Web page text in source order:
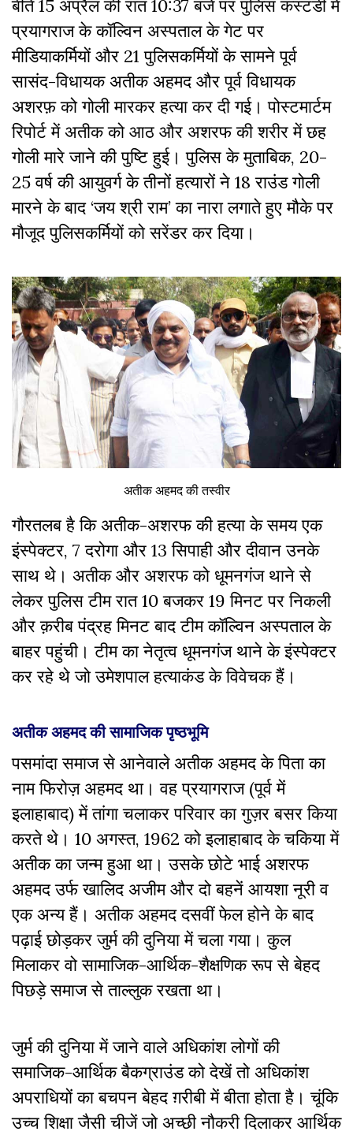
बीते 15 अप्रैल की रात 10:37 बजे पर पुलिस कस्टडी में
प्रयागराज के कॉल्विन अस्पताल के गेट पर
मीडियाकर्मियों और 21 पुलिसकर्मियों के सामने पूर्व
सासंद-विधायक अतीक अहमद और पूर्व विधायक
अशरफ़ को गोली मारकर हत्या कर दी गई। पोस्टमार्टम
रिपोर्ट में अतीक को आठ और अशरफ की शरीर में छह
गोली मारे जाने की पुष्टि हुई। पुलिस के मुताबिक, 20-
25 वर्ष की आयुवर्ग के तीनों हत्यारों ने 18 राउंड गोली
मारने के बाद ‘जय श्री राम’ का नारा लगाते हुए मौके पर
मौजूद पुलिसकर्मियों को सरेंडर कर दिया।
अतीक अहमद की तस्वीर
गौरतलब है कि अतीक-अशरफ की हत्या के समय एक
इंस्पेक्टर, 7 दरोगा और 13 सिपाही और दीवान उनके
साथ थे। अतीक और अशरफ को धूमनगंज थाने से
लेकर पुलिस टीम रात 10 बजकर 19 मिनट पर निकली
और क़रीब पंद्रह मिनट बाद टीम कॉल्विन अस्पताल के
बाहर पहुंची। टीम का नेतृत्व धूमनगंज थाने के इंस्पेक्टर
कर रहे थे जो उमेशपाल हत्याकंड के विवेचक हैं।
अतीक अहमद की सामाजिक पृष्ठभूमि
पसमांदा समाज से आनेवाले अतीक अहमद के पिता का
नाम फिरोज़ अहमद था। वह प्रयागराज (पूर्व में
इलाहाबाद) में तांगा चलाकर परिवार का गुज़र बसर किया
करते थे। 10 अगस्त, 1962 को इलाहाबाद के चकिया में
अतीक का जन्म हुआ था। उसके छोटे भाईअशरफ
अहमद उर्फ खालिद अजीम और दो बहनें आयशा नूरी व
एक अन्य हैं। अतीक अहमददसवीं फेल होने के बाद
पढ़ाई छोड़कर जुर्म की दुनिया में चला गया। कुल
मिलाकर वो सामाजिक-आर्थिक-शैक्षणिक रूप से बेहद
पिछड़े समाज से ताल्लुक रखता था।
जुर्म की दुनिया में जाने वाले अधिकांश लोगों की
समाजिक-आर्थिक बैकग्राउंड को देखें तो अधिकांश
अपराधियों का बचपन बेहद ग़रीबी में बीता होता है। चूंकि
उच्च शिक्षा जैसी चीजें जो अच्छी नौकरी दिलाकर आर्थिक